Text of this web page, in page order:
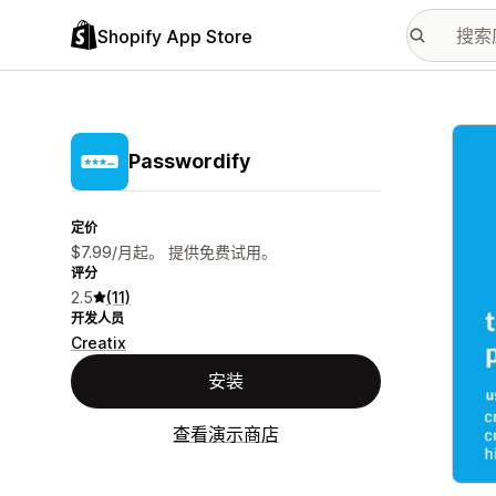
Shopify App Store
Passwordify
定价
$7.99/月起。 提供免费试用。
评分
2.5 (11)
开发人员
Creatix
安装
查看演示商店
配图